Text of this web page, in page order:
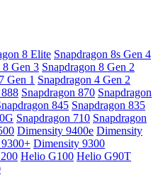
8 Elite Snapdragon 8s Gen 4
8 Gen 3 Snapdragon 8 Gen 2
Gen 1 Snapdragon 4 Gen 2
Snapdragon 870 Snapdragon
845 Snapdragon 835
Snapdragon 710 Snapdragon
Dimensity 9400e Dimensity
Dimensity 9300
Helio G100 Helio G90T